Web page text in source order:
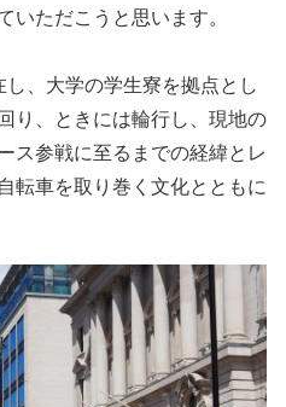
いただこうと思います。
、大学の学生寮を拠点とし
り、ときには輪行し、現地の
ス参戦に至るまでの経緯とレ
転車を取り巻く文化とともに